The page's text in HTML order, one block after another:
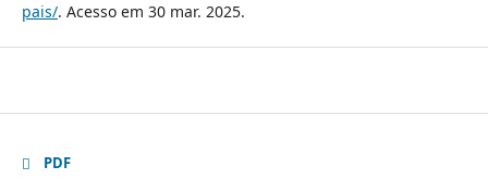
pais/. Acesso em 30 mar. 2025.
PDF